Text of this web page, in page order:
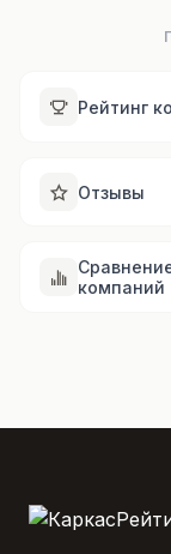
Рейтинг
Отзывы
компаний